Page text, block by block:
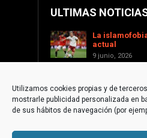
Utilizamos cookies propias y de
mostrarle publicidad personalizada en
de sus hábitos de navegación (por
ULTIMAS
La
actual
9 junio, 2026
17 enero, 2026
Apoyar a
sociedad civil